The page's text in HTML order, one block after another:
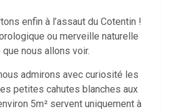
enfin à l’assaut du Cotentin !
ou merveille naturelle
que nous allons voir.
admirons avec curiosité les
petites cahutes blanches aux
5m² servent uniquement à